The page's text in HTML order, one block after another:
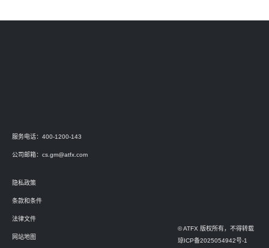
服务电话：400-1200-143
公司邮箱： cs.gm@atfx.com
隐私政策
条款和条件
法律文件
网站地图
© ATFX 版权所有，不得转载
琼ICP备2025054942号-1